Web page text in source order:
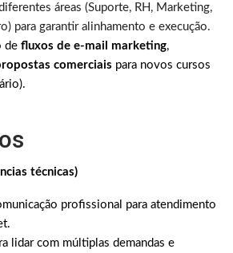
áreas (Suporte, RH, Marketing,
para garantir alinhamento e execução.
de fluxos de e-mail marketing,
comerciais para novos cursos
técnicas)
profissional para atendimento
lidar com múltiplas demandas e